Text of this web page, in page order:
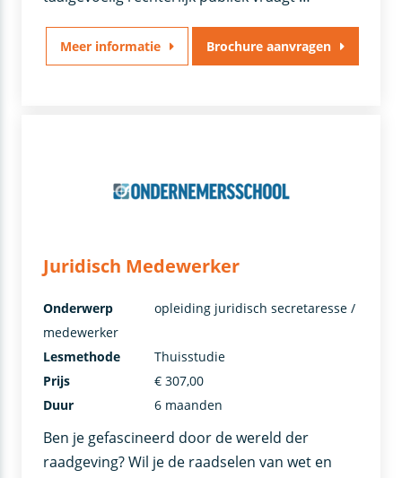
Meer informatie Brochure aanvragen
Juridisch Medewerker
Ben je gefascineerd door de wereld der
raadgeving? Wil je de raadselen van wet en
Onderwerp
opleiding juridisch secretaresse /
medewerker
Lesmethode
Thuisstudie
Prijs
€ 307,00
Duur
6 maanden